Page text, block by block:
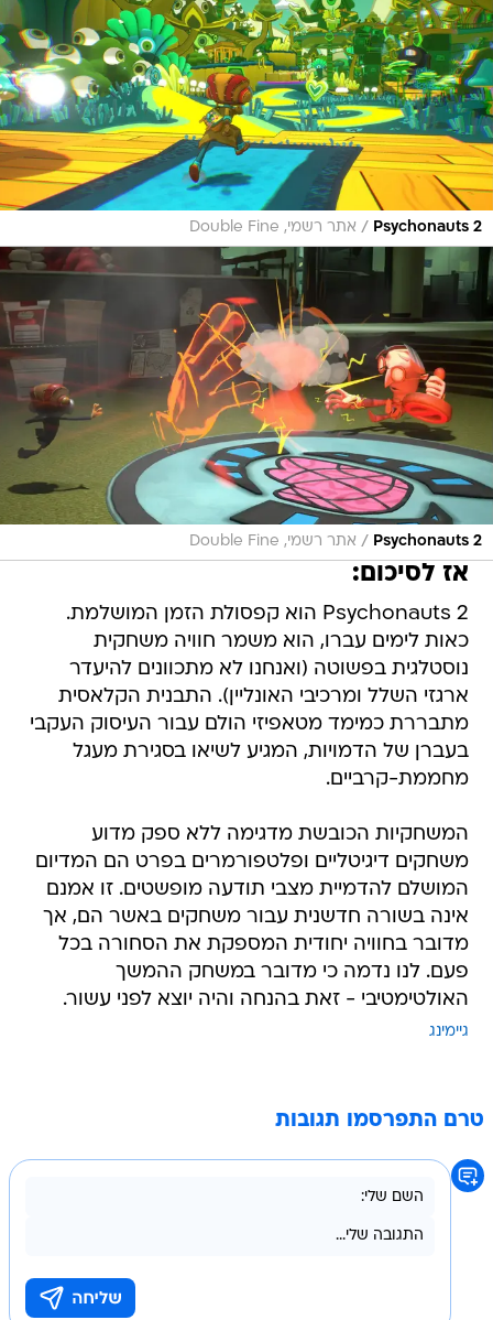
Psychonauts 2
/ אתר רשמי, Double Fine
Psychonauts 2
/ אתר רשמי, Double Fine
אז לסיכום:
Psychonauts 2 הוא קפסולת הזמן המושלמת.
כאות לימים עברו, הוא משמר חוויה משחקית
נוסטלגית בפשוטה (ואנחנו לא מתכוונים להיעדר
ארגזי השלל ומרכיבי האונליין). התבנית הקלאסית
מתבררת כמימד מטאפיזי הולם עבור העיסוק העקבי
בעברן של הדמויות, המגיע לשיאו בסגירת מעגל
מחממת-קרביים.
המשחקיות הכובשת מדגימה ללא ספק מדוע
משחקים דיגיטליים ופלטפורמרים בפרט הם המדיום
המושלם להדמיית מצבי תודעה מופשטים. זו אמנם
אינה בשורה חדשנית עבור משחקים באשר הם, אך
מדובר בחוויה יחודית המספקת את הסחורה בכל
פעם. לנו נדמה כי מדובר במשחק ההמשך
האולטימטיבי - זאת בהנחה והיה יוצא לפני עשור.
גיימינג
טרם התפרסמו תגובות